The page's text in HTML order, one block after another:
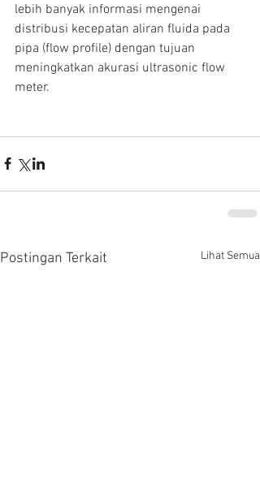
lebih banyak informasi mengenai
distribusi kecepatan aliran fluida pada
pipa (flow profile) dengan tujuan
meningkatkan akurasi ultrasonic flow
meter.
Postingan Terkait Lihat Semua